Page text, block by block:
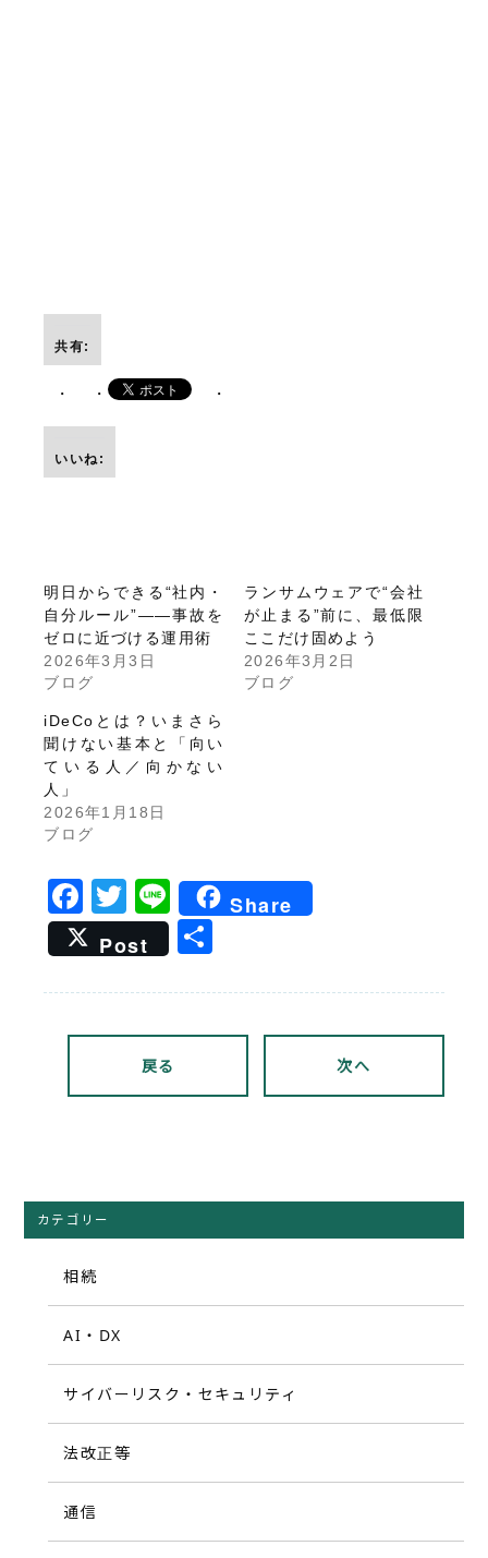
共有:
いいね:
明日からできる“社内・
自分ルール”——事故を
ゼロに近づける運用術
2026年3月3日
ブログ
ランサムウェアで“会社
が止まる”前に、最低限
ここだけ固めよう
2026年3月2日
ブログ
iDeCoとは？いまさら
聞けない基本と「向い
ている人／向かない
人」
2026年1月18日
ブログ
Facebook
Twitter
LineShare
Post
戻る 次へ
カテゴリー
相続
AI・DX
サイバーリスク・セキュリティ
法改正等
通信